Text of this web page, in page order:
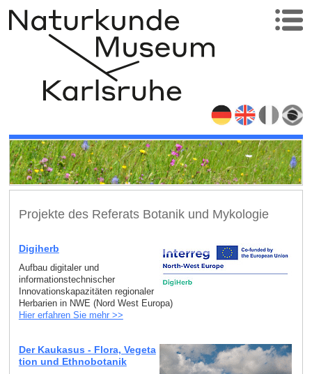
Projekte des Referats Botanik und Mykologie
Digiherb
Aufbau digitaler und
informationstechnischer
Innovationskapazitäten regionaler
Herbarien in NWE (Nord West Europa)
Hier erfahren Sie mehr >>
Der Kaukasus - Flora, Vegeta
tion und Ethnobotanik